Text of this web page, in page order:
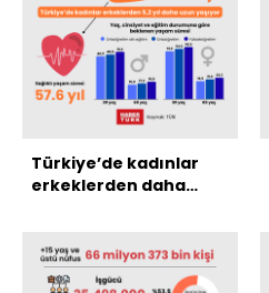
Türkiye’de kadınlar
erkeklerden daha